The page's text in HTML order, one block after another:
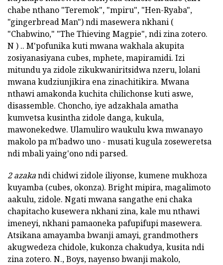
chabe nthano "Teremok", "mpiru", "Hen-Ryaba",
"gingerbread Man") ndi masewera nkhani (
"Chabwino," "The Thieving Magpie", ndi zina zotero.
N ) .. M'pofunika kuti mwana wakhala akupita
zosiyanasiyana cubes, mphete, mapiramidi. Izi
mitundu ya zidole zikukwaniritsidwa nzeru, lolani
mwana kudziunjikira ena zinachitikira. Mwana
nthawi amakonda kuchita chilichonse kuti aswe,
disassemble. Choncho, iye adzakhala amatha
kumvetsa kusintha zidole danga, kukula,
mawonekedwe. Ulamuliro waukulu kwa mwanayo
makolo pa m'badwo uno - musati kugula zoseweretsa
ndi mbali yaing'ono ndi parsed.
2 azakandi chidwi zidole iliyonse, kumene mukhoza
kuyamba (cubes, okonza). Bright mipira, magalimoto
aakulu, zidole. Ngati mwana sangathe eni chaka
chapitacho kusewera nkhani zina, kale mu nthawi
imeneyi, nkhani pamaoneka pafupifupi masewera.
Atsikana amayamba bwanji amayi, grandmothers
akugwedeza chidole, kukonza chakudya, kusita ndi
zina zotero. N., Boys, nayenso bwanji makolo,